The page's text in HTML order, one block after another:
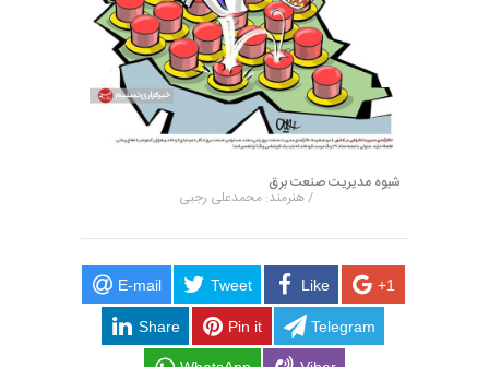
شیوه مدیریت صنعت برق
/ هنرمند: محمدعلی رجبی
E-mail Tweet Like +1
Share Pin it Telegram